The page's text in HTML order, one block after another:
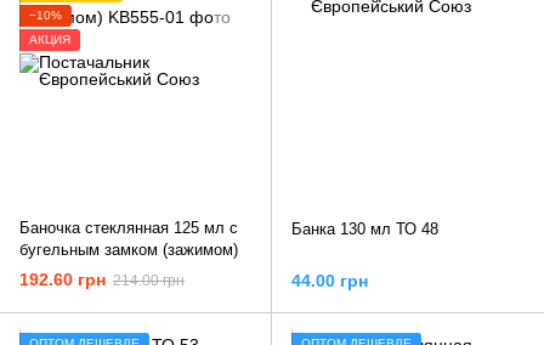
−10%
АКЦИЯ
Баночка стеклянная 125 мл с
бугельным замком (зажимом)
192.60 грн 214.00 грн
Банка 130 мл ТО 48
44.00 грн